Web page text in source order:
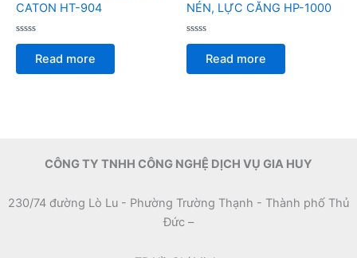
CATON HT-904
Rated
of
Read more
NÉN, LỰC CĂNG HP-1000
Rated
of
Read more
CÔNG TY TNHH CÔNG NGHỆ DỊCH VỤ GIA HUY
230/74 đường Lò Lu - Phường Trường Thạnh - Thành phố Thủ
Đức –